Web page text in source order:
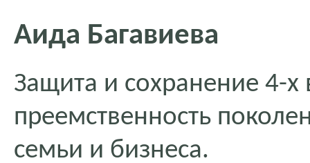
Аида Багавиева
Защита и сохранение 4-х
преемственность
семьи и бизнеса.